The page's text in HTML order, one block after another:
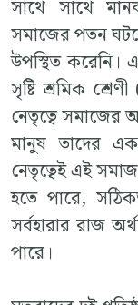
সাথে সাথে
সমাজের পতন
উপস্থিত করেনি।
সৃষ্টি শ্রমিক
নেতৃত্বে সমাজের
মানুষ তাদের
নেতৃত্বেই এই সমাজ
হতে পারে,
সর্বহারার রাজ
পারে।